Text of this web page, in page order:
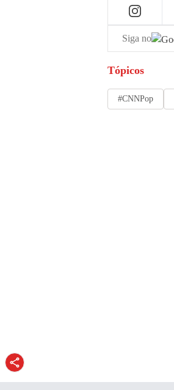
Siga no
Tópicos
#CNNPop